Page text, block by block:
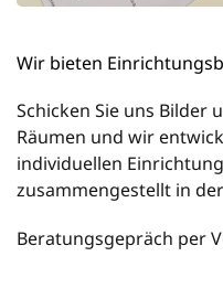
Wir bieten
Schicken Sie uns Bilder
Räumen und wir
individuellen
zusammengestellt in der
Beratungsgepräch per